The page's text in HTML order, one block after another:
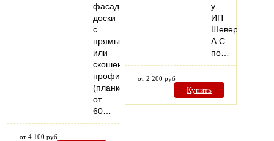
фасадной
доски
с
прямым
или
скошенным
профилем
(планкен)
от
60…
от 4 100 руб
у
ИП
Шеверев
А.С.
по…
от 2 200 руб
Купить